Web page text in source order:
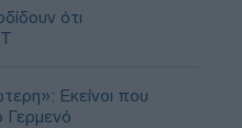
ότι
Εκείνοι που